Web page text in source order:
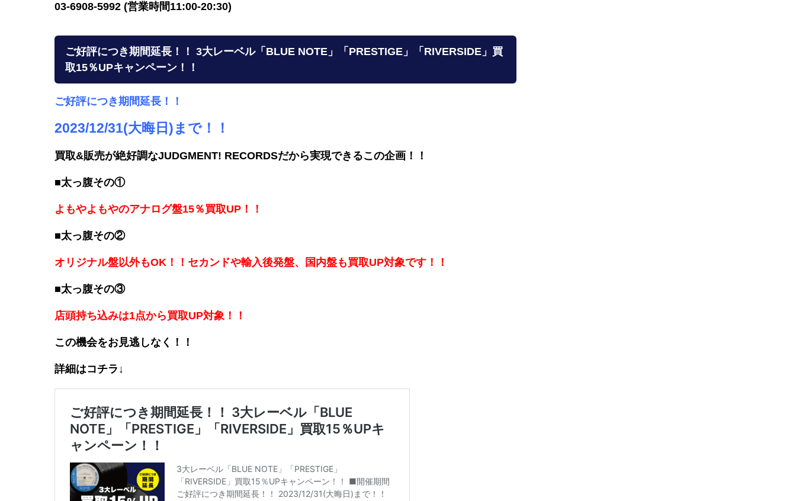
03-6908-5992 (営業時間11:00-20:30)
ご好評につき期間延長！！ 3大レーベル「BLUE NOTE」「PRESTIGE」「RIVERSIDE」買
取15％UPキャンペーン！！
ご好評につき期間延長！！
2023/12/31(大晦日)まで！！
買取&販売が絶好調なJUDGMENT! RECORDSだから実現できるこの企画！！
■太っ腹その①
よもやよもやのアナログ盤15％買取UP！！
■太っ腹その②
オリジナル盤以外もOK！！セカンドや輸入後発盤、国内盤も買取UP対象です！！
■太っ腹その③
店頭持ち込みは1点から買取UP対象！！
この機会をお見逃しなく！！
詳細はコチラ↓